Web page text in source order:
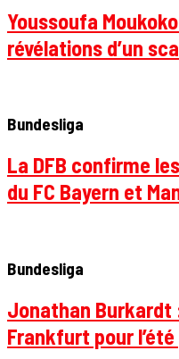
Youssoufa
révélations d’un
Bundesliga
La DFB confirme
du FC Bayern et
Bundesliga
Jonathan Burkardt
Frankfurt pour